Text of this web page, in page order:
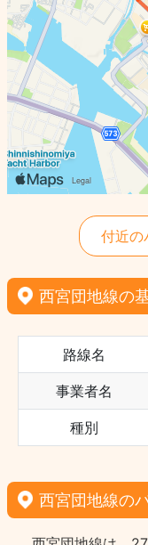
付近の
西宮団地線の
路線名
事業者名
種別
西宮団地線の